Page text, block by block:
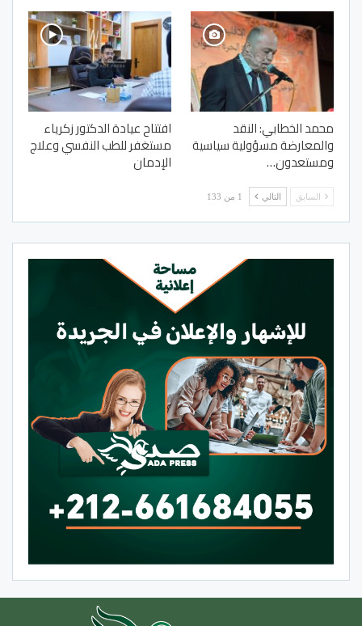
محمد الخطابي: النقد
والمعارضة مسؤولية سياسية
ومستعدون…
افتتاح عيادة الدكتور زكرياء
مستغفر للطب النفسي وعلاج
الإدمان
السابق التالي 1 من 133